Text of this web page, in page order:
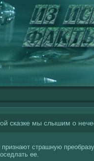
сказке мы слышим о
страшную
ее.